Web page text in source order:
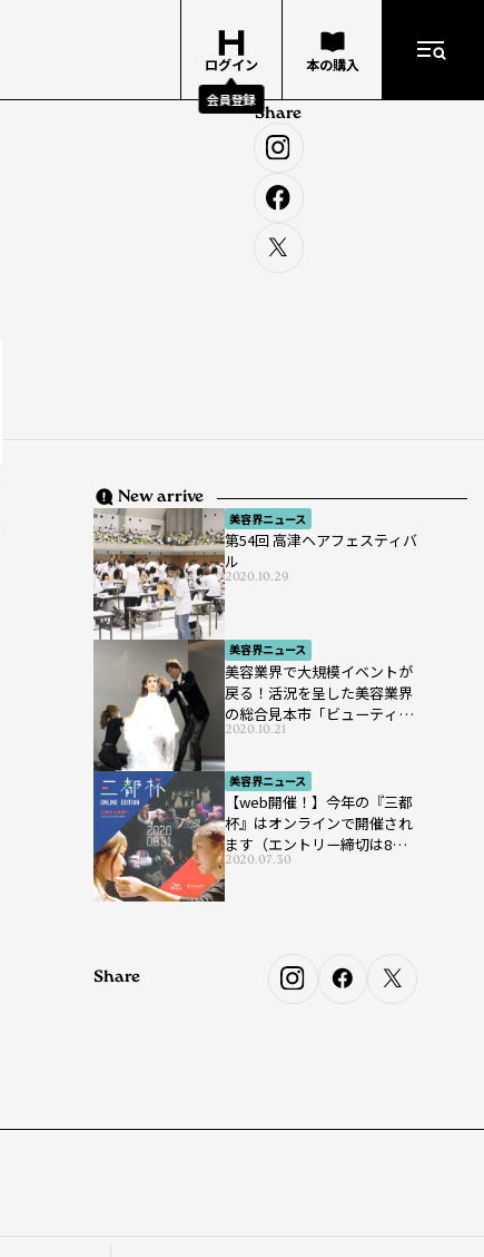
ログイン
会員登録
本の購入
Share
New arrive
美容界ニュース
第54回 高津ヘアフェスティバ
ル
2020.10.29
美容界ニュース
美容業界で大規模イベントが
戻る！活況を呈した美容業界
の総合見本市「ビューティー
ワールド ジャパン ウエス
ト」が開催
2020.10.21
美容界ニュース
【web開催！】今年の『三都
杯』はオンラインで開催され
ます（エントリー締切は8月7
日まで）
2020.07.30
Share